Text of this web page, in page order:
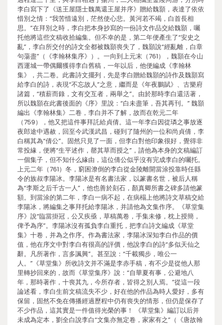
李白寫下了《送王屋隱士魏萬還王屋并序》贈給魏顥，表達了依依
惜別之情：“我苦惜遠別，茫然使心悲。黃河若不竭，白首長相
思。”在拜別之時，李白把本身抄寫的一份詩文作品交給魏顥，囑
托他將這些文稿收拾編集。但不幸的是，第二年便產生了“安史之
亂”，李白所交付的詩文全都被魏顥喪失了，魏顥說“經亂離，白章
句蕩盡”（《李翰林集序》）。一向到上元末（761），魏顥在今山
西運城一帶偶爾獲得李白舊稿，一年以后，他便編成《李翰林
集》，共二卷。此書詩文擺列，先是李白贈給魏顥的詩作及魏顥寫
給李白的詩，表現“不忘故人”之意，繼而是《年夜鵬賦》、古樂府
諸篇，“積薪而錄，文有交互者，兩舉之”。由於那時李白還活著，
所以魏顥在此書後面的《序》里說：“白未盡筆，吾其再刊。” 魏顥
編出《李翰林集》二卷，李白并不了解，故而在乾元二年
（759），他又把這件事拜託給貞倩。這一年李白因從璘之事放逐
夜郎途中遇赦，回至今武漢武昌，碰到了隨州的一位和尚貞倩，李
白稱其為“倩公”。固然只見了一面，但李白對他印象很好，覺得非
常投緣，便將“生平述作，罄其草而授之”，請他為本身的文稿編訂
一個集子，但不知什么緣由，這位倩公似乎沒有完成李白的囑托。
上元二年（761）冬，窮困潦倒的李白從金陵離開當涂投靠時任縣
令的族叔李陽冰。李陽冰是有名書法家，以篆書名世，被后人稱
為“李斯之后千古一人”，他也善於刻石，顏真卿所書之碑多請他篆
額。到當涂的第二年，李白一病不起，在病榻上他將詩文草稿交給
李陽冰，將編集之事拜托給李陽冰，并請他為文集作序。《草堂集
序》說“臨當掛冠，公又疾亟，草稿萬卷，手集未修，枕上授簡，
俾予為序”。李陽冰沒有孤負李白重托，把李白詩文編成《草堂
集》十卷，并為之作序。作為書法家，李陽冰深知李白作品的價
值，他在序文中對李白有很高的評價，他說李白的詩“多似天仙之
辭。凡所著作，言多諷興”。甚至說：“千載獨步，唯公一
人。”《草堂集》所收詩文并不滿是李赤手稿，有不少是從他人那
里轉抄回來的，故而《草堂集序》說：“自華夏有事，公避地八
年，那時著作，十喪其九，今所存者，皆得之別人焉。”從這一段
論述看，李白生前文稿流失不少，好在他的作品為時人愛好，多有
保留，固然不免在傳播經過歷程中仍有喪失的情形，但仍是保存了
不少作品，這其實是一件值得光榮的事！ 《草堂集》編訂以后并
未成為定本，劉全白說李白“文集亦無定卷，家家有之”（《唐故翰